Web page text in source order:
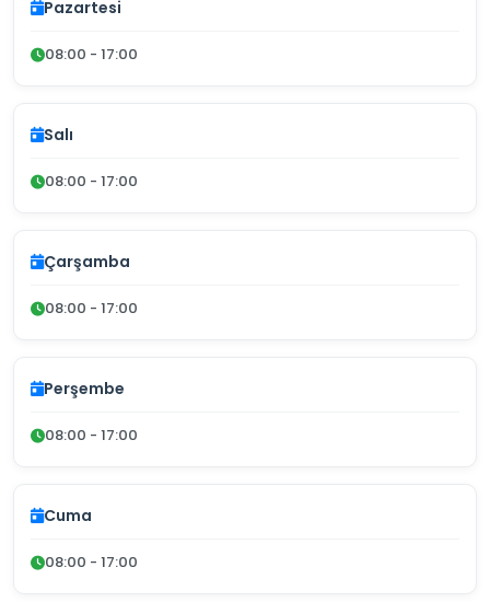
Pazartesi
08:00 - 17:00
Salı
08:00 - 17:00
Çarşamba
08:00 - 17:00
Perşembe
08:00 - 17:00
Cuma
08:00 - 17:00